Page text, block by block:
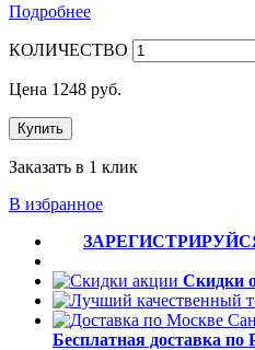
Подробнее
КОЛИЧЕСТВО
Цена 1248 руб.
Купить
Заказать в 1 клик
В избранное
Скидки
Бесплатная доставка по